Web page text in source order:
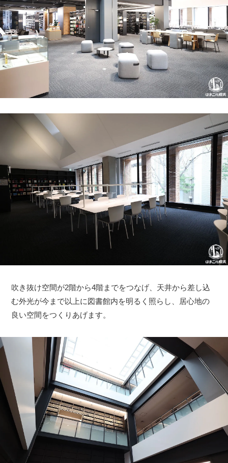
吹き抜け空間が2階から4階までをつなげ、天井から差し込
む外光が今まで以上に図書館内を明るく照らし、居心地の
良い空間をつくりあげます。